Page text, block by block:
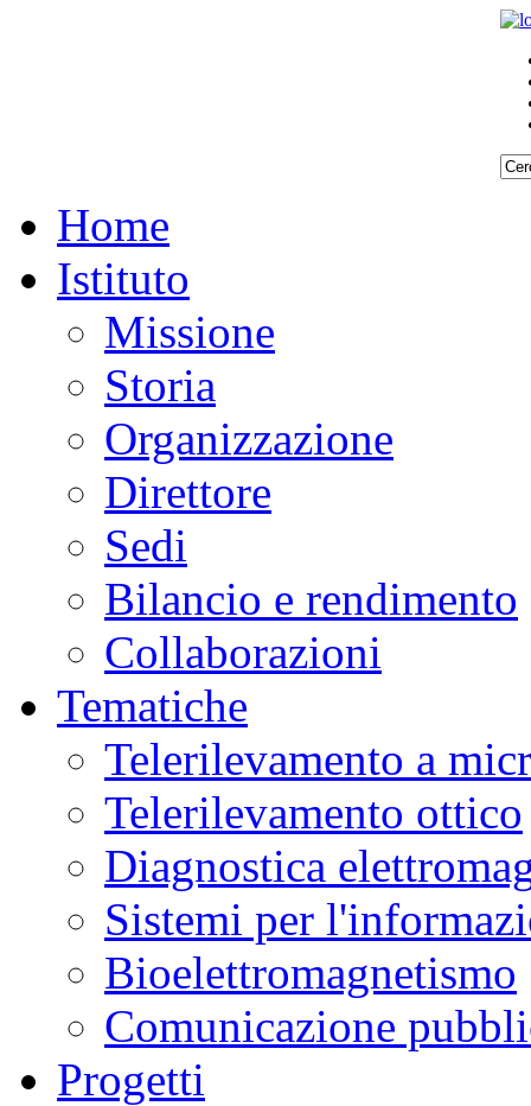
Home
Istituto
Missione
Storia
Organizzazione
Direttore
Sedi
Bilancio e rendimento
Collaborazioni
Tematiche
Telerilevamento a
Telerilevamento ottico
Diagnostica
Sistemi per
Bioelettromagnetismo
Comunicazione
Progetti